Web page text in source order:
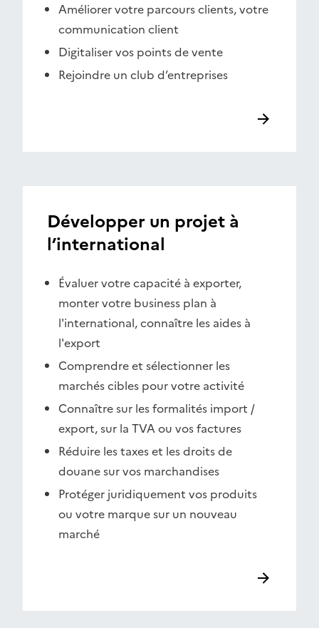
Améliorer votre parcours clients, votre
communication client
Digitaliser vos points de vente
Rejoindre un club d’entreprises
Développer un projet à
l’international
Évaluer votre capacité à exporter,
monter votre business plan à
l'international, connaître les aides à
l'export
Comprendre et sélectionner les
marchés cibles pour votre activité
Connaître sur les formalités import /
export, sur la TVA ou vos factures
Réduire les taxes et les droits de
douane sur vos marchandises
Protéger juridiquement vos produits
ou votre marque sur un nouveau
marché